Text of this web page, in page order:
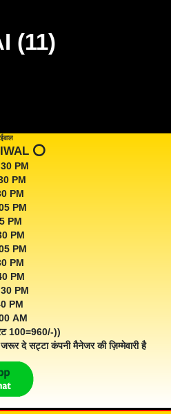
(11)
⭕️
PM
PM
PM
PM
PM
PM
PM
PM
PM
PM
PM
AM
100=960/-))
दे सट्टा कंपनी मैनेजर की ज़िम्मेवारी है